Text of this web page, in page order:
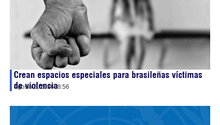
Crean espacios especiales para brasileñas víctimas
de violencia
agosto 5, 202608:56